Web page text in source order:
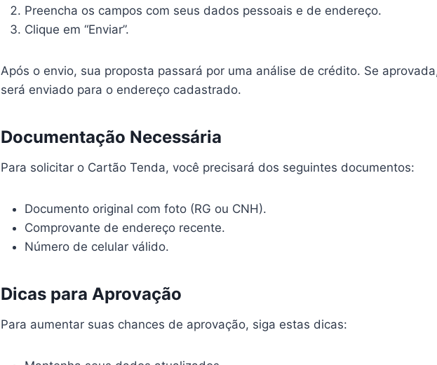
Preencha os campos com seus dados pessoais e de endereço.
Clique em “Enviar”.
Após o envio, sua proposta passará por uma análise de crédito. Se
será enviado para o endereço cadastrado.
Documentação Necessária
Para solicitar o Cartão Tenda, você precisará dos seguintes documentos:
Documento original com foto (RG ou CNH).
Comprovante de endereço recente.
Número de celular válido.
Dicas para Aprovação
Para aumentar suas chances de aprovação, siga estas dicas: